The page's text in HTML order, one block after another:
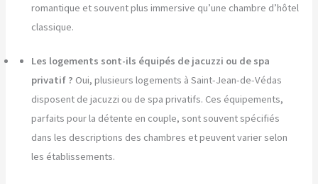
romantique et souvent plus immersive qu’une chambre d’hôtel
classique.
Les logements sont-ils équipés de jacuzzi ou de spa
privatif ? Oui, plusieurs logements à Saint-Jean-de-Védas
disposent de jacuzzi ou de spa privatifs. Ces équipements,
parfaits pour la détente en couple, sont souvent spécifiés
dans les descriptions des chambres et peuvent varier selon
les établissements.